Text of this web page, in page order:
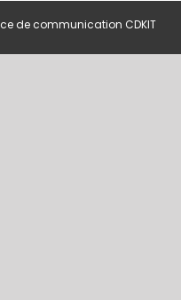
de communication CDKIT